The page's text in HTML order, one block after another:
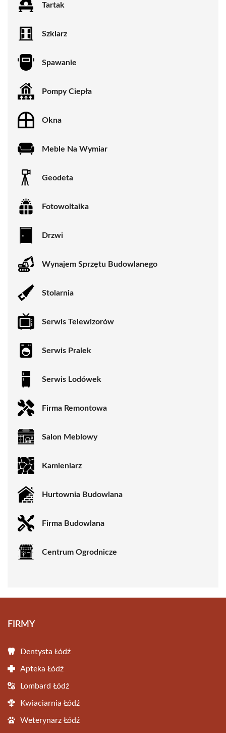
Tartak
Szklarz
Spawanie
Pompy Ciepła
Okna
Meble Na Wymiar
Geodeta
Fotowoltaika
Drzwi
Wynajem Sprzętu Budowlanego
Stolarnia
Serwis Telewizorów
Serwis Pralek
Serwis Lodówek
Firma Remontowa
Salon Meblowy
Kamieniarz
Hurtownia Budowlana
Firma Budowlana
Centrum Ogrodnicze
FIRMY
Dentysta Łódź
Apteka Łódź
Lombard Łódź
Kwiaciarnia Łódź
Weterynarz Łódź